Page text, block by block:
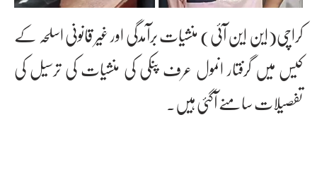
کراچی(این این آئی) منشیات برآمدگی اور غیر قانونی اسلحہ کے
کیس میں گرفتار انمول عرف پنکی کی منشیات کی ترسیل کی
تفصیلات سامنے آگئی ہیں۔